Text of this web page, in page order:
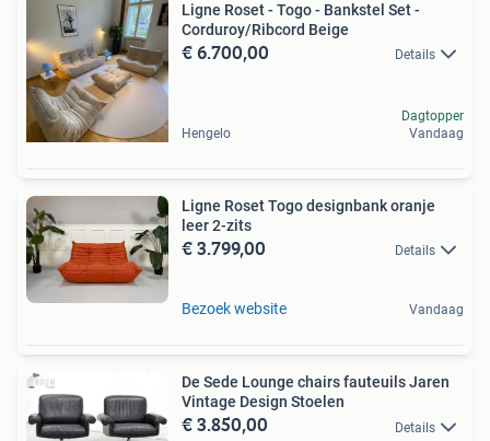
Ligne Roset - Togo - Bankstel Set -
Corduroy/Ribcord Beige
€ 6.700,00 Details
Hengelo
Dagtopper
Vandaag
Ligne Roset Togo designbank oranje
leer 2-zits
€ 3.799,00 Details
Bezoek website Vandaag
De Sede Lounge chairs fauteuils Jaren
Vintage Design Stoelen
€ 3.850,00 Details